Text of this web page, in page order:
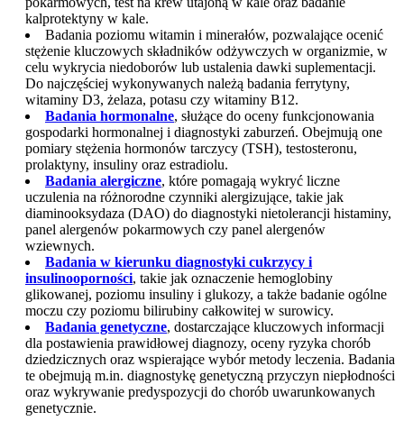
kalprotektyny w kale.
Badania poziomu witamin i minerałów, pozwalające ocenić
stężenie kluczowych składników odżywczych w organizmie, w
celu wykrycia niedoborów lub ustalenia dawki suplementacji.
Do najczęściej wykonywanych należą badania ferrytyny,
witaminy D3, żelaza, potasu czy witaminy B12.
Badania hormonalne, służące do oceny funkcjonowania
gospodarki hormonalnej i diagnostyki zaburzeń. Obejmują one
pomiary stężenia hormonów tarczycy (TSH), testosteronu,
prolaktyny, insuliny oraz estradiolu.
Badania alergiczne, które pomagają wykryć liczne
uczulenia na różnorodne czynniki alergizujące, takie jak
diaminooksydaza (DAO) do diagnostyki nietolerancji histaminy,
panel alergenów pokarmowych czy panel alergenów
wziewnych.
Badania w kierunku diagnostyki cukrzycy i
insulinooporności, takie jak oznaczenie hemoglobiny
glikowanej, poziomu insuliny i glukozy, a także badanie ogólne
moczu czy poziomu bilirubiny całkowitej w surowicy.
Badania genetyczne, dostarczające kluczowych informacji
dla postawienia prawidłowej diagnozy, oceny ryzyka chorób
dziedzicznych oraz wspierające wybór metody leczenia. Badania
te obejmują m.in. diagnostykę genetyczną przyczyn niepłodności
oraz wykrywanie predyspozycji do chorób uwarunkowanych
genetycznie.